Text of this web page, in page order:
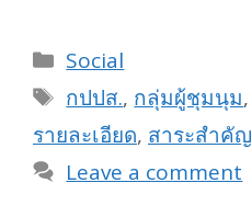
Categories
Social
Tags
กปปส., กลุ่มผู้ชุมนุม,
รายละเอียด, สาระสำคัญ
Leave a comment